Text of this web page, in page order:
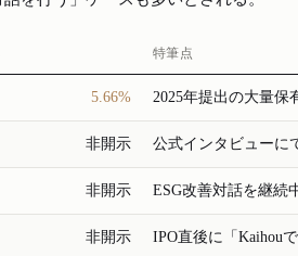
特筆点
5.66% 2025年提出の大量保
非開示 公式インタビューに
非開示 ESG改善対話を継続
非開示 IPO直後に「Kaihou